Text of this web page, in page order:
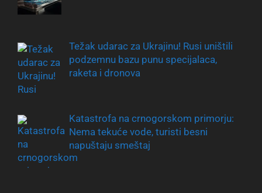
Težak udarac za Ukrajinu! Rusi uništili
podzemnu bazu punu specijalaca,
raketa i dronova
Katastrofa na crnogorskom primorju:
Nema tekuće vode, turisti besni
napuštaju smeštaj